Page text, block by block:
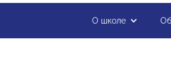
О школе